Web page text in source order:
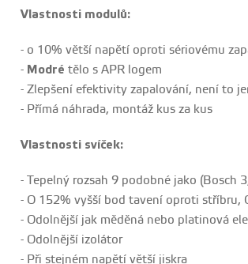
Vlastnosti modulů:
- o 10% větší napětí oproti sériovému
- Modré tělo s APR logem
- Zlepšení efektivity zapalování, není to
- Přímá náhrada, montáž kus za kus
Vlastnosti svíček:
- Tepelný rozsah 9 podobné jako (Bosch
- O 152% vyšší bod tavení oproti stříbru,
- Odolnější jak měděná nebo platinová
- Odolnější izolátor
- Při stejném napětí větší jiskra